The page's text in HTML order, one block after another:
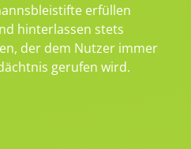
erfüllen
hinterlassen stets
der dem Nutzer immer
gerufen wird.